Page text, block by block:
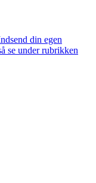
din egen
se under rubrikken